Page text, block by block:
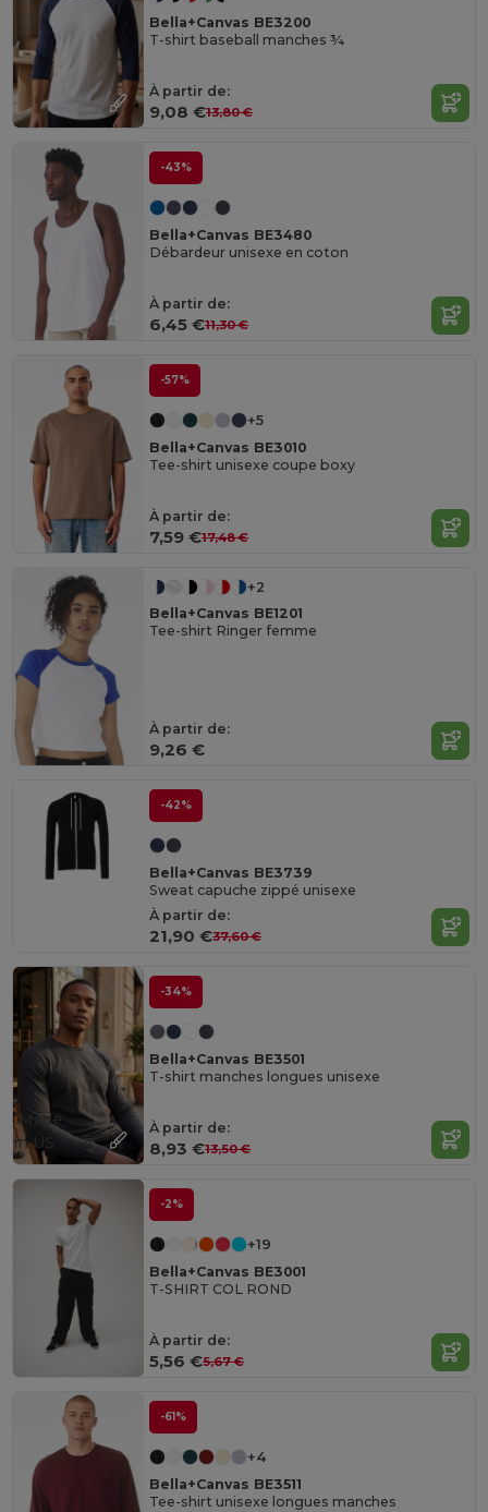
Bella+Canvas BE3200
T-shirt baseball manches ¾
À partir de:
9,08 €13,80 €
-43%
Bella+Canvas BE3480
Débardeur unisexe en coton
À partir de:
6,45 €11,30 €
-57%
+5
Bella+Canvas BE3010
Tee-shirt unisexe coupe boxy
À partir de:
7,59 €17,48 €
+2
Bella+Canvas BE1201
Tee-shirt Ringer femme
À partir de:
9,26 €
-42%
Bella+Canvas BE3739
Sweat capuche zippé unisexe
À partir de:
21,90 €37,60 €
-34%
Bella+Canvas BE3501
T-shirt manches longues unisexe
À partir de:
8,93 €13,50 €
Made
in US
-2%
+19
Bella+Canvas BE3001
T-SHIRT COL ROND
À partir de:
5,56 €5,67 €
-61%
+4
Bella+Canvas BE3511
Tee-shirt unisexe longues manches